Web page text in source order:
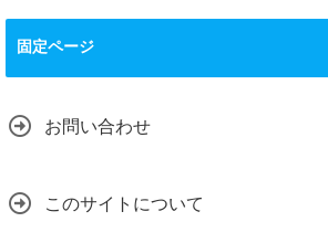
固定ページ
お問い合わせ
このサイトについて